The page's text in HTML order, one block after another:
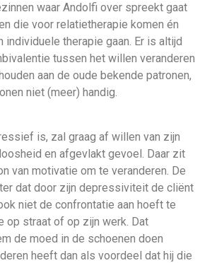
waar Andolfi over spreekt gaat
die voor relatietherapie komen én
individuele therapie gaan. Er is altijd
tussen het willen veranderen
aan de oude bekende patronen,
niet (meer) handig.
is, zal graag af willen van zijn
en afgevlakt gevoel. Daar zit
van motivatie om te veranderen. De
dat door zijn depressiviteit de cliënt
niet de confrontatie aan hoeft te
op straat of op zijn werk. Dat
de moed in de schoenen doen
heeft dan als voordeel dat hij die